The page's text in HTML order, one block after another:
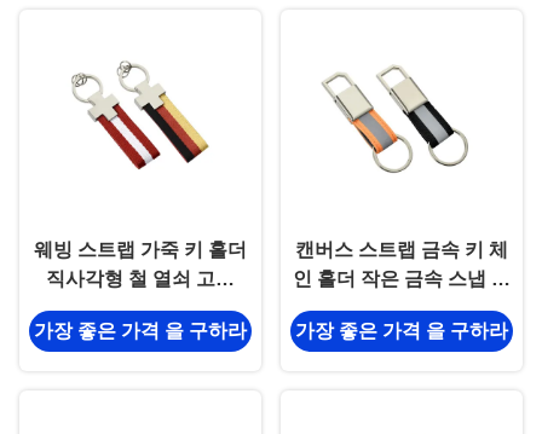
웨빙 스트랩 가죽 키 홀더
직사각형 철 열쇠 고리
Pantone 색상
가장 좋은 가격 을 구하라
캔버스 스트랩 금속 키 체
인 홀더 작은 금속 스냅 후
크 키 링
가장 좋은 가격 을 구하라